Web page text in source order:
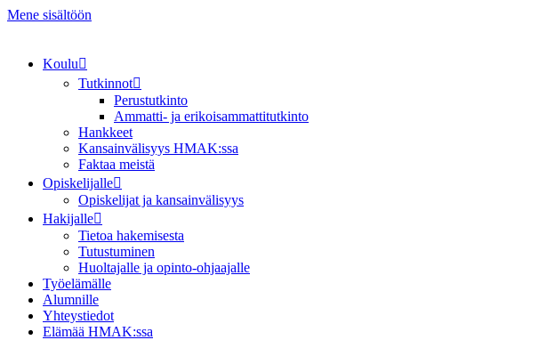
Mene sisältöön
Koulu
Tutkinnot
Perustutkinto
Ammatti- ja erikoisammattitutkinto
Hankkeet
Kansainvälisyys HMAK:ssa
Faktaa meistä
Opiskelijalle
Opiskelijat ja kansainvälisyys
Hakijalle
Tietoa hakemisesta
Tutustuminen
Huoltajalle ja opinto-ohjaajalle
Työelämälle
Alumnille
Yhteystiedot
Elämää HMAK:ssa